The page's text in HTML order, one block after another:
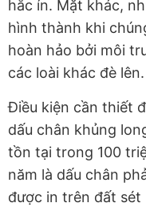
hắc ín. Mặt khác,
hình thành khi
hoàn hảo bởi môi
các loài khác đè lên.
Điều kiện cần thiết
dấu chân khủng
tồn tại trong 100
năm là dấu chân
được in trên đất sét